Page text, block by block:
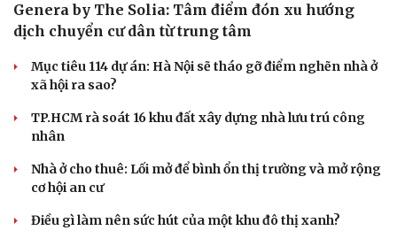
Cải chính
Genera by The Solia: Tâm điểm đón xu hướng
dịch chuyển cư dân từ trung tâm
Mục tiêu 114 dự án: Hà Nội sẽ tháo gỡ điểm nghẽn nhà ở
xã hội ra sao?
TP.HCM rà soát 16 khu đất xây dựng nhà lưu trú công
nhân
Nhà ở cho thuê: Lối mở để bình ổn thị trường và mở rộng
cơ hội an cư
Điều gì làm nên sức hút của một khu đô thị xanh?